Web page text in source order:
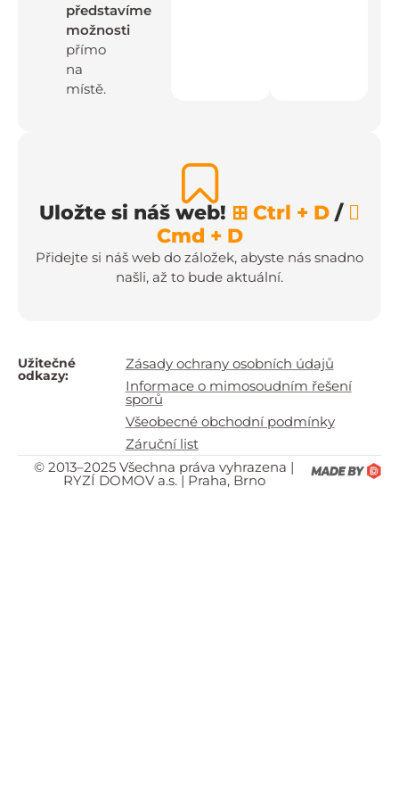
představíme
možnosti
přímo
na
místě.
Uložte si náš web! ⊞ Ctrl + D/ 
Cmd + D
Přidejte si náš web do záložek, abyste nás snadno
našli, až to bude aktuální.
Užitečné
odkazy:
Zásady ochrany osobních údajů
Informace o mimosoudním řešení
sporů
Všeobecné obchodní podmínky
Záruční list
© 2013–2025 Všechna práva vyhrazena |
RYZÍ DOMOV a.s. | Praha, Brno